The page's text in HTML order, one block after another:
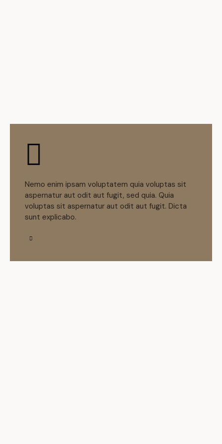
Nemo enim ipsam voluptatem quia voluptas sit
aspernatur aut odit aut fugit, sed quia. Quia
voluptas sit aspernatur aut odit aut fugit. Dicta
sunt explicabo.